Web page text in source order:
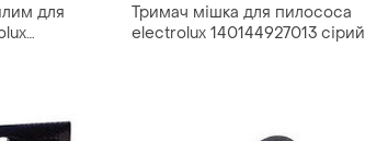
для
Тримач мішка для пилососа
electrolux 140144927013 сірий